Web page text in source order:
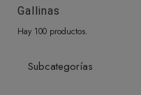
Gallinas
Hay 100 productos.
Subcategorías